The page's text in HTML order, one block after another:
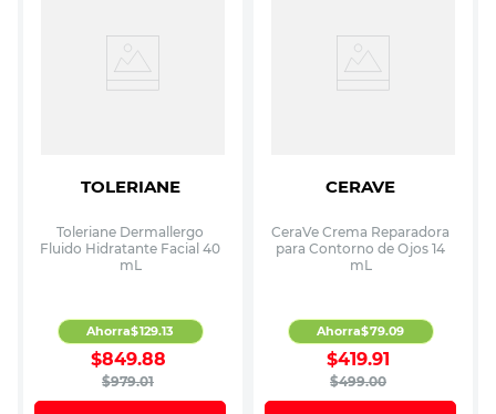
TOLERIANE
Toleriane Dermallergo
Fluido Hidratante Facial 40
mL
$979.01
$849.88
Ahorra$129.13
CERAVE
CeraVe Crema Reparadora
para Contorno de Ojos 14
mL
$499.00
$419.91
Ahorra$79.09